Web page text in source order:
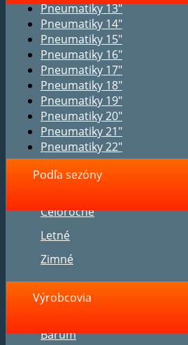
Pneumatiky 13"
Pneumatiky 14"
Pneumatiky 15"
Pneumatiky 16"
Pneumatiky 17"
Pneumatiky 18"
Pneumatiky 19"
Pneumatiky 20"
Pneumatiky 21"
Pneumatiky 22"
Podľa sezóny
Celoročné
Letné
Zimné
Výrobcovia
Barum